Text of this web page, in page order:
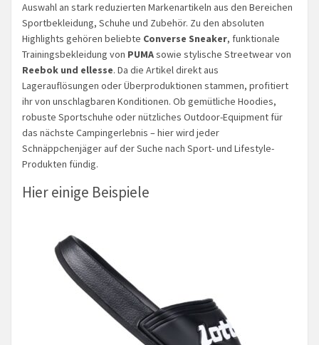
Auswahl an stark reduzierten Markenartikeln aus den Bereichen
Sportbekleidung, Schuhe und Zubehör. Zu den absoluten
Highlights gehören beliebte Converse Sneaker, funktionale
Trainingsbekleidung von PUMAsowie stylische Streetwear von
Reebok und ellesse. Da die Artikel direkt aus
Lagerauflösungen oder Überproduktionen stammen, profitiert
ihr von unschlagbaren Konditionen. Ob gemütliche Hoodies,
robuste Sportschuhe oder nützliches Outdoor-Equipment für
das nächste Campingerlebnis – hier wird jeder
Schnäppchenjäger auf der Suche nach Sport- und Lifestyle-
Produkten fündig.
Hier einige Beispiele